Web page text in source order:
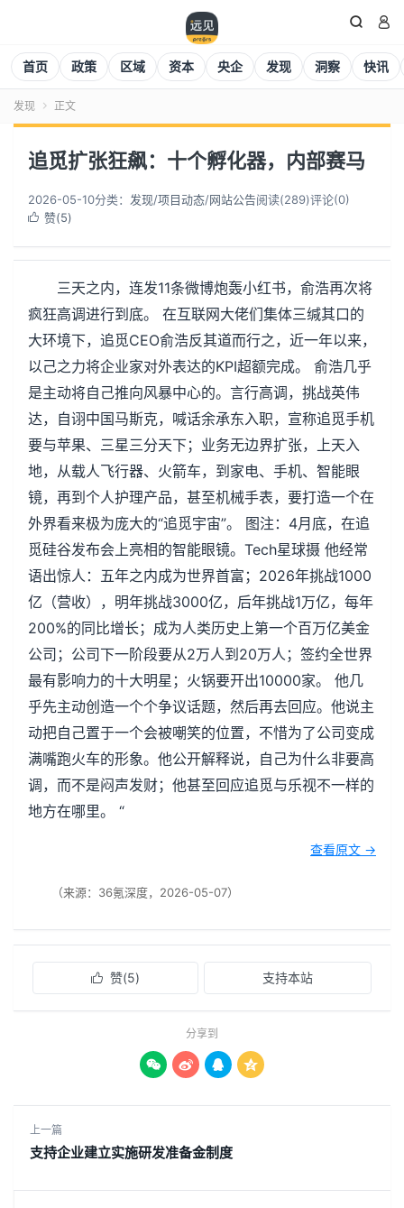
 
首页 政策 区域 资本 央企 发现 洞察 快讯
发现  正文
追觅扩张狂飙：十个孵化器，内部赛马
2026-05-10分类： 发现/项目动态/网站公告阅读(289)评论(0)
 赞(5)
三天之内，连发11条微博炮轰小红书，俞浩再次将
疯狂高调进行到底。 在互联网大佬们集体三缄其口的
大环境下，追觅CEO俞浩反其道而行之，近一年以来，
以己之力将企业家对外表达的KPI超额完成。 俞浩几乎
是主动将自己推向风暴中心的。言行高调，挑战英伟
达，自诩中国马斯克，喊话余承东入职，宣称追觅手机
要与苹果、三星三分天下；业务无边界扩张，上天入
地，从载人飞行器、火箭车，到家电、手机、智能眼
镜，再到个人护理产品，甚至机械手表，要打造一个在
外界看来极为庞大的“追觅宇宙”。 图注：4月底，在追
觅硅谷发布会上亮相的智能眼镜。Tech星球摄 他经常
语出惊人：五年之内成为世界首富；2026年挑战1000
亿（营收），明年挑战3000亿，后年挑战1万亿，每年
200%的同比增长；成为人类历史上第一个百万亿美金
公司；公司下一阶段要从2万人到20万人；签约全世界
最有影响力的十大明星；火锅要开出10000家。 他几
乎先主动创造一个个争议话题，然后再去回应。他说主
动把自己置于一个会被嘲笑的位置，不惜为了公司变成
满嘴跑火车的形象。他公开解释说，自己为什么非要高
调，而不是闷声发财；他甚至回应追觅与乐视不一样的
地方在哪里。 “
查看原文 →
（来源：36氪深度，2026-05-07）
 赞(5) 支持本站
分享到
   
上一篇
支持企业建立实施研发准备金制度